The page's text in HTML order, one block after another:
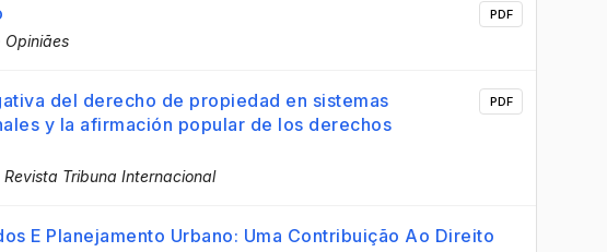
Opiniães
PDF
del derecho de propiedad en sistemas
y la afirmación popular de los derechos
Revista Tribuna Internacional
PDF
E Planejamento Urbano: Uma Contribuição Ao Direito